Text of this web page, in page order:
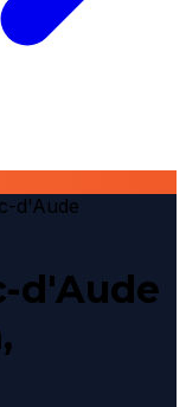
d'Aude
d'Aude